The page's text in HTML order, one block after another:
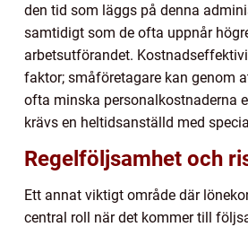
den tid som läggs på denna
samtidigt som de ofta uppnår
arbetsutförandet.
faktor; småföretagare kan genom
ofta minska personalkostnaderna
krävs en heltidsanställd med
Regelföljsamhet och
Ett annat viktigt område där
central roll när det kommer till